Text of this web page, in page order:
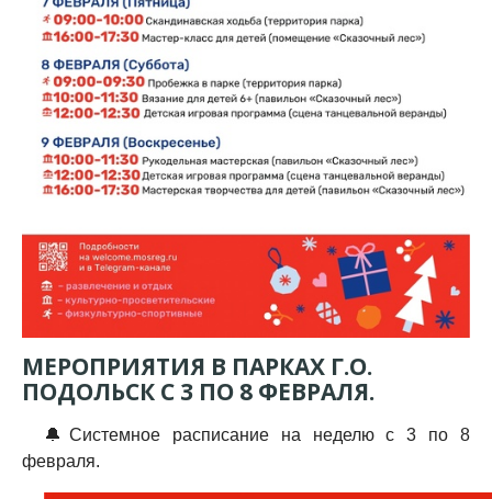
МЕРОПРИЯТИЯ В ПАРКАХ Г.О.
ПОДОЛЬСК С 3 ПО 8 ФЕВРАЛЯ.
🔔Системное расписание на неделю с 3 по 8
февраля.